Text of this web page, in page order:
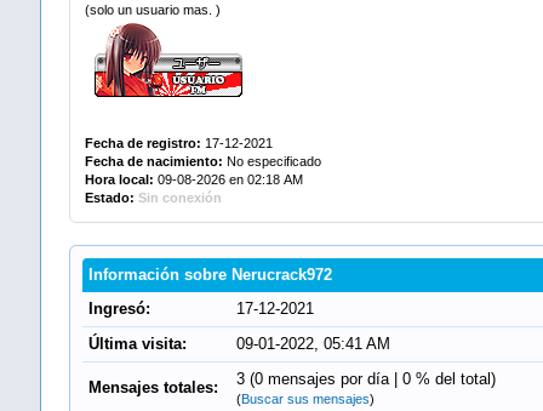
(solo un usuario mas. )
Fecha de registro: 17-12-2021
Fecha de nacimiento: No especificado
Hora local: 09-08-2026 en 02:18 AM
Estado: Sin conexión
Información sobre Nerucrack972
Ingresó:
17-12-2021
Última visita:
09-01-2022, 05:41 AM
Mensajes totales: 3 (0 mensajes por día | 0 % del total)
(Buscar sus mensajes)